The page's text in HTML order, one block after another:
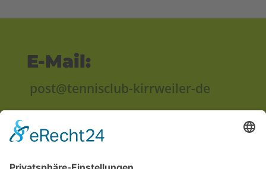
E-Mail:
post@tennisclub-kirrweiler-de